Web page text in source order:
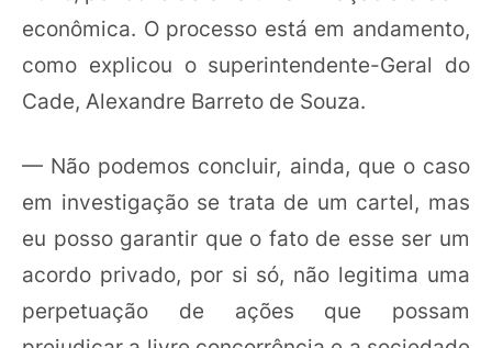
econômica. O processo está em andamento,
como explicou o superintendente-Geral do
Cade, Alexandre Barreto de Souza.
— Não podemos concluir, ainda, que o caso
em investigação se trata de um cartel, mas
eu posso garantir que o fato de esse ser um
acordo privado, por si só, não legitima uma
perpetuação de ações que possam